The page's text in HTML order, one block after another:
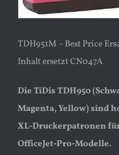
TDH951M – Best Price
Inhalt ersetzt CN047A
Die TiDis TDH950
Magenta, Yellow) sind
XL‑Druckerpatronen
OfficeJet‑Pro‑Modelle.